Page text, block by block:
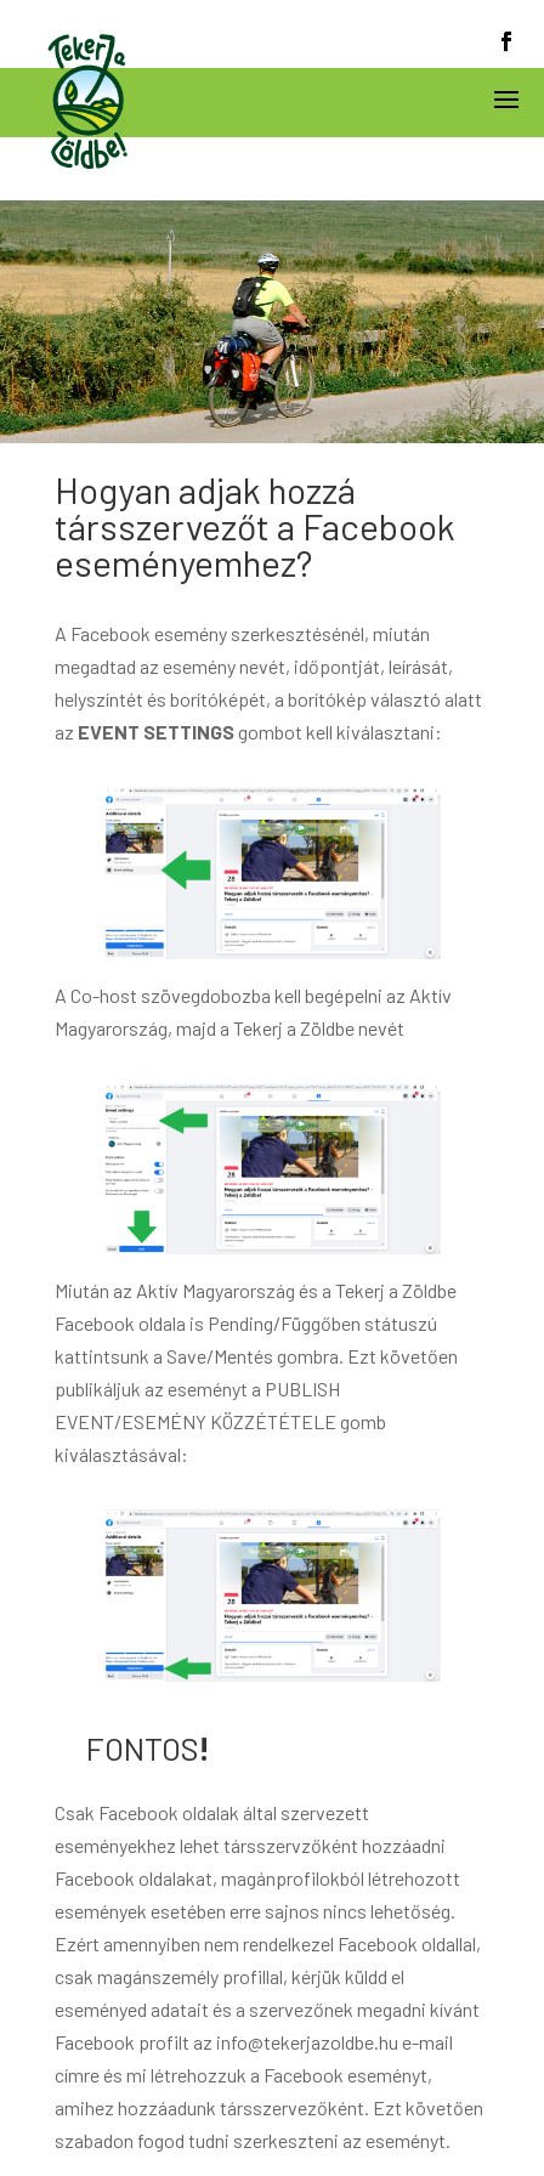
Hogyan adjak hozzá
társszervezőt a Facebook
eseményemhez?
A Facebook esemény szerkesztésénél, miután
megadtad az esemény nevét, időpontját, leírását,
helyszíntét és borítóképét, a borítókép választó alatt
az EVENT SETTINGSgombot kell kiválasztani:
A Co-host szövegdobozba kell begépelni az Aktív
Magyarország, majd a Tekerj a Zöldbe nevét
Miután az Aktív Magyarország és a Tekerj a Zöldbe
Facebook oldala is Pending/Függőben státuszú
kattintsunk a Save/Mentés gombra. Ezt követően
publikáljuk az eseményt a PUBLISH
EVENT/ESEMÉNY KÖZZÉTÉTELE gomb
kiválasztásával:
FONTOS!
Csak Facebook oldalak által szervezett
eseményekhez lehet társszervzőként hozzáadni
Facebook oldalakat, magánprofilokból létrehozott
események esetében erre sajnos nincs lehetőség.
Ezért amennyiben nem rendelkezel Facebook oldallal,
csak magánszemély profillal, kérjük küldd el
eseményed adatait és a szervezőnek megadni kívánt
Facebook profilt az info@tekerjazoldbe.hu e-mail
címre és mi létrehozzuk a Facebook eseményt,
amihez hozzáadunk társszervezőként. Ezt követően
szabadon fogod tudni szerkeszteni az eseményt.